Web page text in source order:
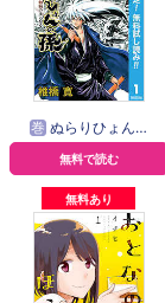
巻 ぬらりひょんの孫 モノクロ版
無料で読む
無料あり